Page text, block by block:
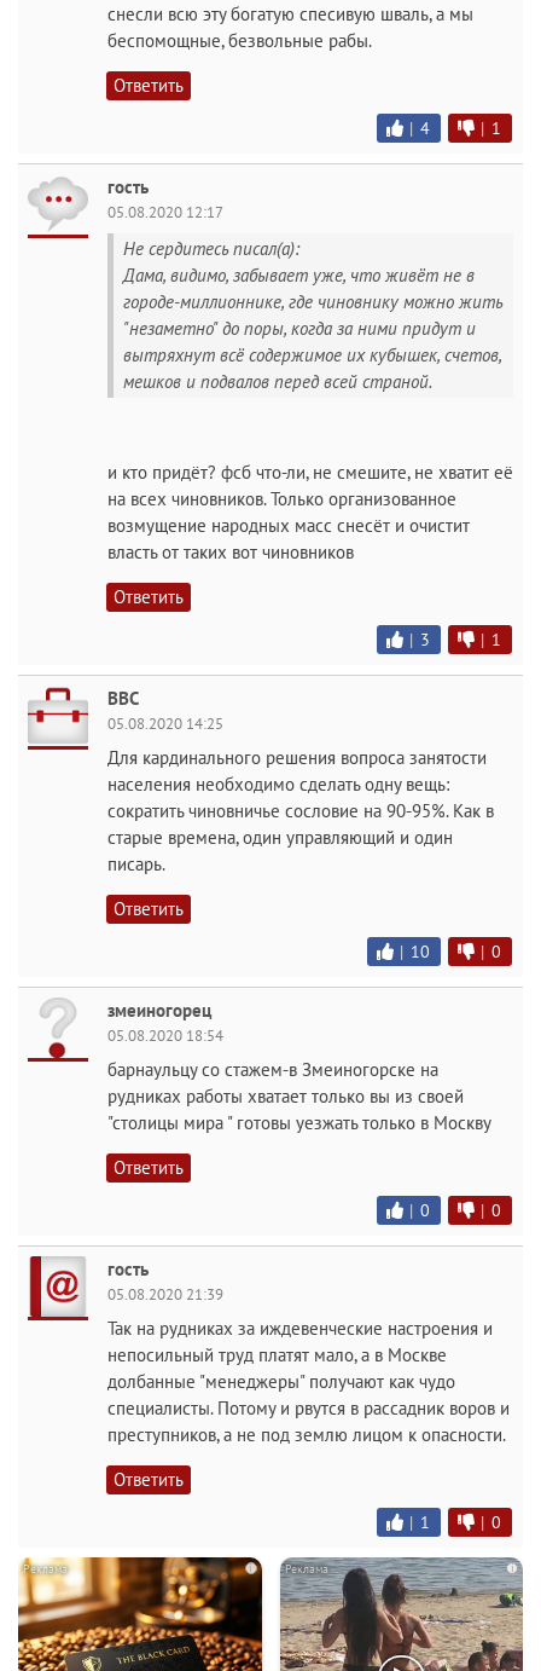
снесли всю эту богатую спесивую шваль, а мы
беспомощные, безвольные рабы.
Ответить
| 4 | 1
гость
05.08.2020 12:17
Не сердитесь писал(а):
Дама, видимо, забывает уже, что живёт не в
городе-миллионнике, где чиновнику можно жить
"незаметно" до поры, когда за ними придут и
вытряхнут всё содержимое их кубышек, счетов,
мешков и подвалов перед всей страной.
и кто придёт? фсб что-ли, не смешите, не хватит её
на всех чиновников. Только организованное
возмущение народных масс снесёт и очистит
власть от таких вот чиновников
Ответить
| 3 | 1
ВВС
05.08.2020 14:25
Для кардинального решения вопроса занятости
населения необходимо сделать одну вещь:
сократить чиновничье сословие на 90-95%. Как в
старые времена, один управляющий и один
писарь.
Ответить
| 10 | 0
змеиногорец
05.08.2020 18:54
барнаульцу со стажем-в Змеиногорске на
рудниках работы хватает только вы из своей
"столицы мира " готовы уезжать только в Москву
Ответить
| 0 | 0
гость
05.08.2020 21:39
Так на рудниках за иждевенческие настроения и
непосильный труд платят мало, а в Москве
долбанные "менеджеры" получают как чудо
специалисты. Потому и рвутся в рассадник воров и
преступников, а не под землю лицом к опасности.
Ответить
| 1 | 0
i i